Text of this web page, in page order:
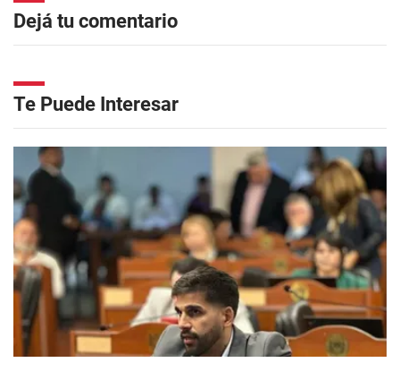
Dejá tu comentario
Te Puede Interesar